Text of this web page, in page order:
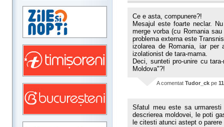
Ce e asta, compunere?!
Mesajul este foarte neclar.
merge vorba (cu Romania
problema externa este
izolarea de Romania, iar per
izolationist de tara-mama.
Deci, sunteti pro-unire cu
Moldova"?!
A comentat Tudor_ck pe
Sfatul meu este sa
descrierea moldovei, le poti
le citesti atunci astept o parere